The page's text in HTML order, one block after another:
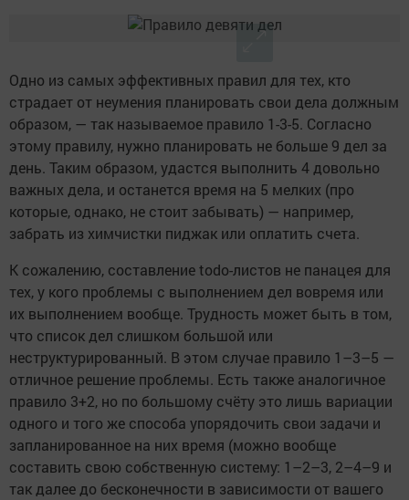
Одно из самых эффективных правил для тех, кто
страдает от неумения планировать свои дела должным
образом, — так называемое правило 1-3-5. Согласно
этому правилу, нужно планировать не больше 9 дел за
день. Таким образом, удастся выполнить 4 довольно
важных дела, и останется время на 5 мелких (про
которые, однако, не стоит забывать) — например,
забрать из химчистки пиджак или оплатить счета.
К сожалению, составление todo-листов не панацея для
тех, у кого проблемы с выполнением дел вовремя или
их выполнением вообще. Трудность может быть в том,
что список дел слишком большой или
неструктурированный. В этом случае правило 1–3–5 —
отличное решение проблемы. Есть также аналогичное
правило 3+2, но по большому счёту это лишь вариации
одного и того же способа упорядочить свои задачи и
запланированное на них время (можно вообще
составить свою собственную систему: 1–2–3, 2–4–9 и
так далее до бесконечности в зависимости от вашего